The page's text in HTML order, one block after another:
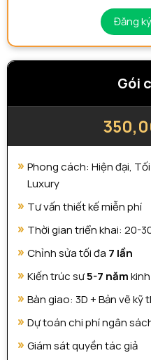
Đăng
Gói
Phong cách: Hiện đại,
Luxury
Tư vấn thiết kế miễn phí
Thời gian triển khai: 20-
Chỉnh sửa tối đa 7 lần
Kiến trúc sư5-7 năm
Bàn giao: 3D + Bản vẽ kỹ
Dự toán chi phí ngân
Giám sát quyền tác giả